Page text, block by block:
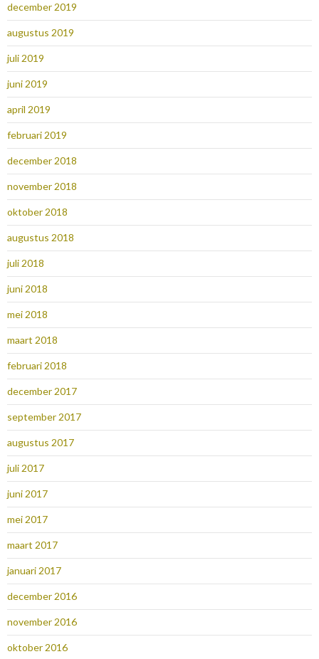
december 2019
augustus 2019
juli 2019
juni 2019
april 2019
februari 2019
december 2018
november 2018
oktober 2018
augustus 2018
juli 2018
juni 2018
mei 2018
maart 2018
februari 2018
december 2017
september 2017
augustus 2017
juli 2017
juni 2017
mei 2017
maart 2017
januari 2017
december 2016
november 2016
oktober 2016